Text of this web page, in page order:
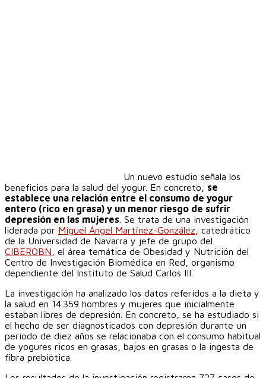
Un nuevo estudio señala los
beneficios para la salud del yogur. En concreto, se
establece una relación entre el consumo de yogur
entero (rico en grasa) y un menor riesgo de sufrir
depresión en las mujeres . Se trata de una investigación
liderada por Miguel Ángel Martínez-González , catedrático
de la Universidad de Navarra y jefe de grupo del
CIBEROBN , el área temática de Obesidad y Nutrición del
Centro de Investigación Biomédica en Red, organismo
dependiente del Instituto de Salud Carlos III.
La investigación ha analizado los datos referidos a la dieta y
la salud en 14.359 hombres y mujeres que inicialmente
estaban libres de depresión. En concreto, se ha estudiado si
el hecho de ser diagnosticados con depresión durante un
periodo de diez años se relacionaba con el consumo habitual
de yogures ricos en grasas, bajos en grasas o la ingesta de
fibra prebiótica.